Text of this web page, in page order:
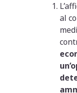
al